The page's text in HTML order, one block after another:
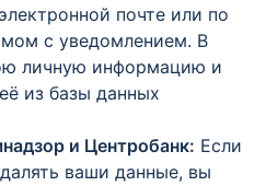
почте или по
с уведомлением. В
личную информацию и
из базы данных
и Центробанк: Если
ваши данные, вы